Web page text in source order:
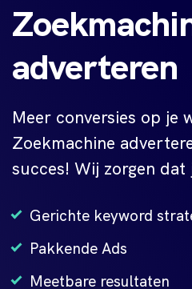
adverteren
Meer conversies op je
Zoekmachine
succes! Wij zorgen
Gerichte keyword
Pakkende Ads
Meetbare resultaten